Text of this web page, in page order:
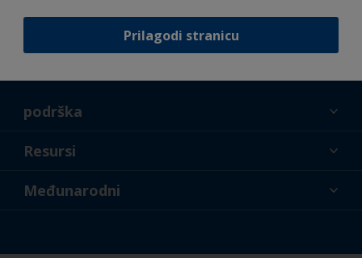
Prilagodi stranicu
podrška
O nama
Resursi
Novosti
Međunarodni